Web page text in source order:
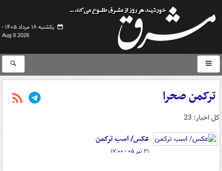
یکشنبه ۱۸ مرداد ۱۴۰۵ -
Aug 9 2026
ترکمن صحرا
کل اخبار: 23
عکس/ اسب ترکمن
۲۱ تیر ۰۵ - ۱۷:۰۰